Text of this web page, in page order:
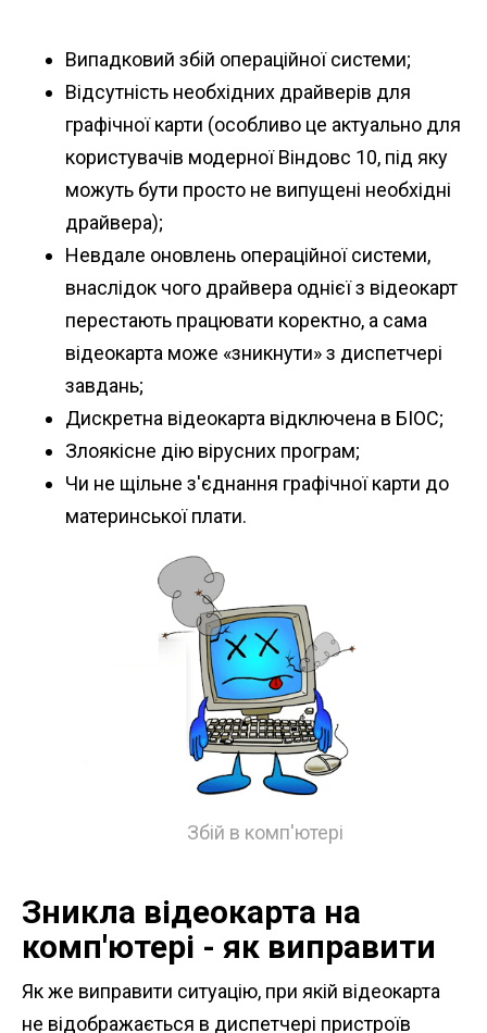
Випадковий збій операційної системи;
Відсутність необхідних драйверів для
графічної карти (особливо це актуально для
користувачів модерної Віндовс 10, під яку
можуть бути просто не випущені необхідні
драйвера);
Невдале оновлень операційної системи,
внаслідок чого драйвера однієї з відеокарт
перестають працювати коректно, а сама
відеокарта може «зникнути» з диспетчері
завдань;
Дискретна відеокарта відключена в БІОС;
Злоякісне дію вірусних програм;
Чи не щільне з'єднання графічної карти до
материнської плати.
Збій в комп'ютері
Зникла відеокарта на
комп'ютері - як виправити
Як же виправити ситуацію, при якій відеокарта
не відображається в диспетчері пристроїв